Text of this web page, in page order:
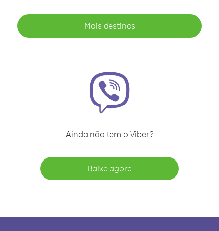
Mais destinos
Ainda não tem o Viber?
Baixe agora